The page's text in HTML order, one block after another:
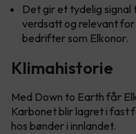
Det gir et tydelig
verdsatt og relevant
bedrifter som Elkonor.
Klimahistorie
Med Down to Earth får
Karbonet blir lagret i fast
hos bønder i innlandet.